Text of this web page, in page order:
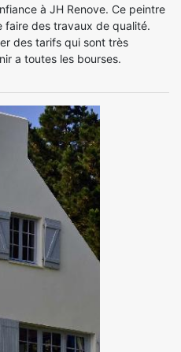
à JH Renove. Ce peintre
faire des travaux de qualité.
des tarifs qui sont très
a toutes les bourses.